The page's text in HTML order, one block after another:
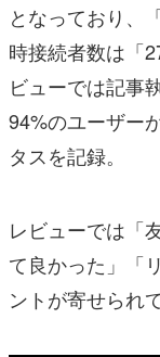
となっており、
時接続者数は「
ビューでは記事
94%のユーザー
タスを記録。
レビューでは「
て良かった」「
ントが寄せられ